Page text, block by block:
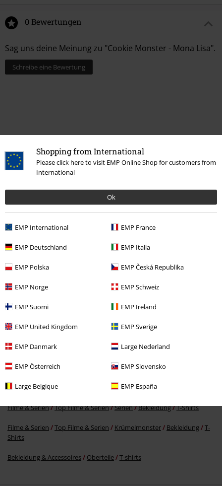
Shopping from International
Please click here to visit EMP Online Shop for customers from
International
Ok
EMP International EMP France
EMP Deutschland EMP Italia
EMP Polska EMP Česká Republika
EMP Norge EMP Schweiz
EMP Suomi EMP Ireland
EMP United Kingdom EMP Sverige
EMP Danmark Large Nederland
EMP Österreich EMP Slovensko
Large Belgique EMP España
0 Bewertungen
Sag uns deine Meinung zu "Cookie Monster - Mona Lisa".
Schreibe eine Bewertung
Zuletzt angesehene Artikel
19,99 €
Mehr Kategorien. Mehr Möglichkeiten.
Shirts & Tops
Filme & Serien Top Filme & Serien Serien Bekleidung T-Shirts
Filme & Serien Top Filme & Serien Krümelmonster Bekleidung
T-
Shirts
Bekleidung & Accessoires Oberteile T-shirts